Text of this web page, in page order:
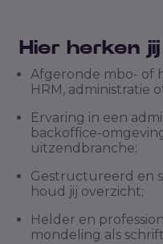
Hier herken
Afgeronde mbo- of
HRM, administratie
Ervaring in een
backoffice-
uitzendbranche;
Gestructureerd en
houd jij overzicht;
Helder en
mondeling als